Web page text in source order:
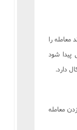
را
پيدا شود
دارد.
معامله